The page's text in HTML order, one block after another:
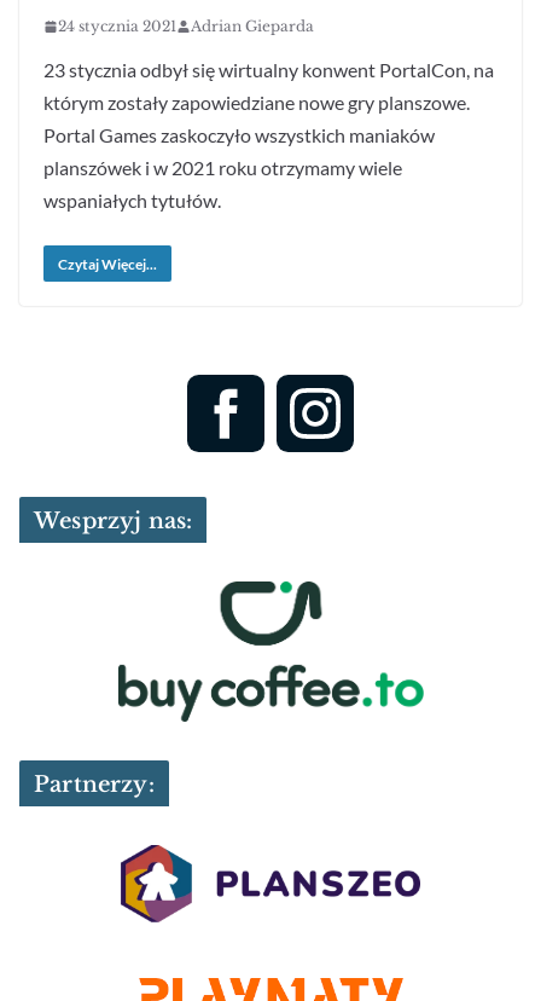
24 stycznia 2021 Adrian Gieparda
23 stycznia odbył się wirtualny konwent PortalCon, na
którym zostały zapowiedziane nowe gry planszowe.
Portal Games zaskoczyło wszystkich maniaków
planszówek i w 2021 roku otrzymamy wiele
wspaniałych tytułów.
Czytaj Więcej...
Wesprzyj nas:
Partnerzy: